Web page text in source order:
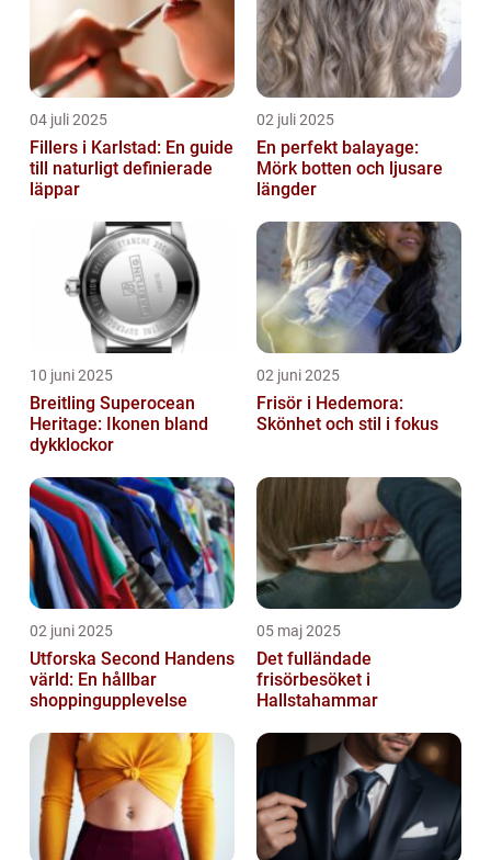
04 juli 2025
Fillers i Karlstad: En guide
till naturligt definierade
läppar
02 juli 2025
En perfekt balayage:
Mörk botten och ljusare
längder
10 juni 2025
Breitling Superocean
Heritage: Ikonen bland
dykklockor
02 juni 2025
Frisör i Hedemora:
Skönhet och stil i fokus
02 juni 2025
Utforska Second Handens
värld: En hållbar
shoppingupplevelse
05 maj 2025
Det fulländade
frisörbesöket i
Hallstahammar